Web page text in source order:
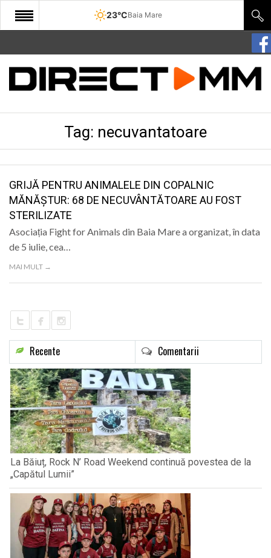
23°CBaia Mare
START
COMUNITATE
SANATATE
SPORT
SPECIAL
POLITIC
Tag: necuvantatoare
GRIJĂ PENTRU ANIMALELE DIN COPALNIC
MĂNĂȘTUR: 68 DE NECUVÂNTĂTOARE AU FOST
STERILIZATE
Asociația Fight for Animals din Baia Mare a organizat, în data
de 5 iulie, cea…
MAI MULT →
Recente Comentarii
La Băiuț, Rock N’ Road Weekend continuă povestea de la
„Capătul Lumii”